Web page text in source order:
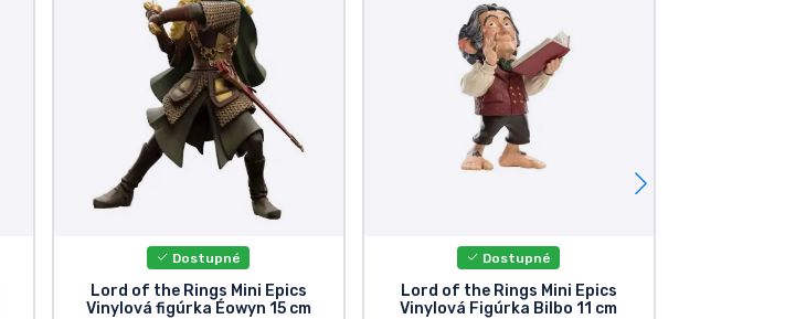
Dostupné
Lord of the Rings Mini Epics
Vinylová figúrka Éowyn 15 cm
Dostupné
Lord of the Rings Mini Epics
Vinylová Figúrka Bilbo 11 cm